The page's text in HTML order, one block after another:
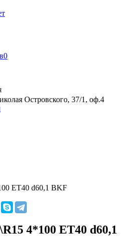
0
Островского, 37/1, оф.4
ET40 d60,1 BKF
4*100 ET40 d60,1